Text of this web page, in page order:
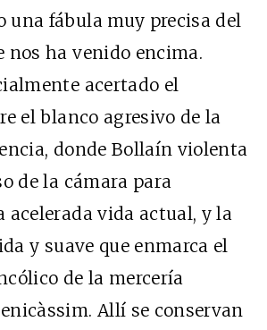
una fábula muy precisa del
nos ha venido encima.
acertado el
el blanco agresivo de la
donde Bollaín violenta
de la cámara para
acelerada vida actual, y la
y suave que enmarca el
de la mercería
Allí se conservan